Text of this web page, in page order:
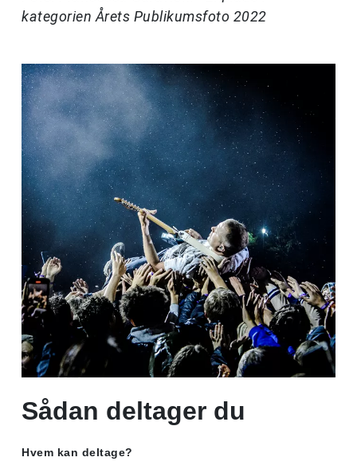
kategorien Årets Publikumsfoto 2022
Sådan deltager du
Hvem kan deltage?